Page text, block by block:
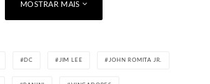
MOSTRAR MAIS
DC JIM LEE JOHN ROMITA JR.